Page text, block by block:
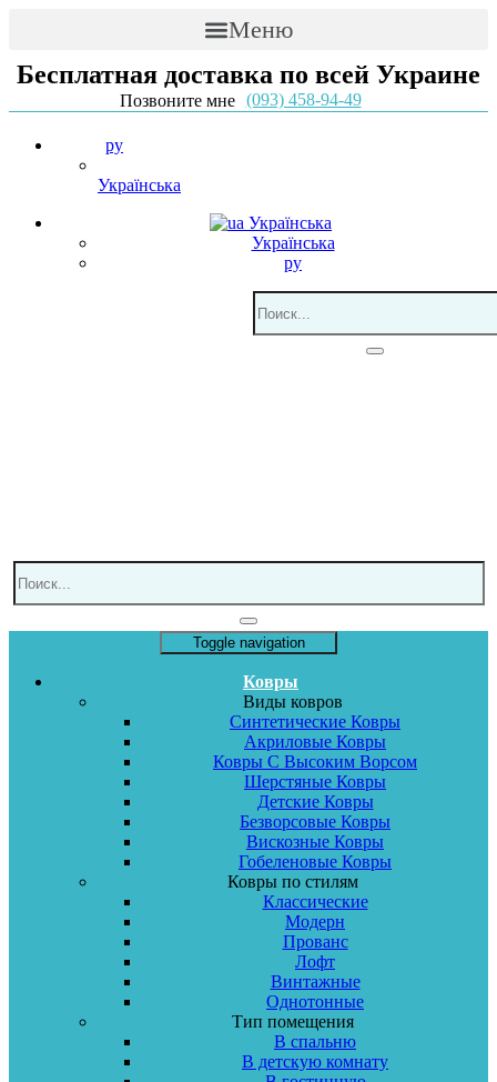
Меню
Бесплатная доставка по всей Украине
Позвоните мне (093) 458-94-49
ру
Українська
Українська
Українська
ру
Toggle navigation
Ковры
Виды ковров
Синтетические Ковры
Акриловые Ковры
Ковры С Высоким Ворсом
Шерстяные Ковры
Детские Ковры
Безворсовые Ковры
Вискозные Ковры
Гобеленовые Ковры
Ковры по стилям
Классические
Модерн
Прованс
Лофт
Винтажные
Однотонные
Тип помещения
В спальню
В детскую комнату